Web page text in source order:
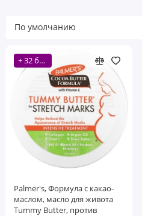
+ 32 бонусов
Palmer's, Формула с какао-
маслом, масло для живота
Tummy Butter, против